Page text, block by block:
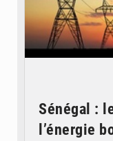
Sénégal :
l’énergie